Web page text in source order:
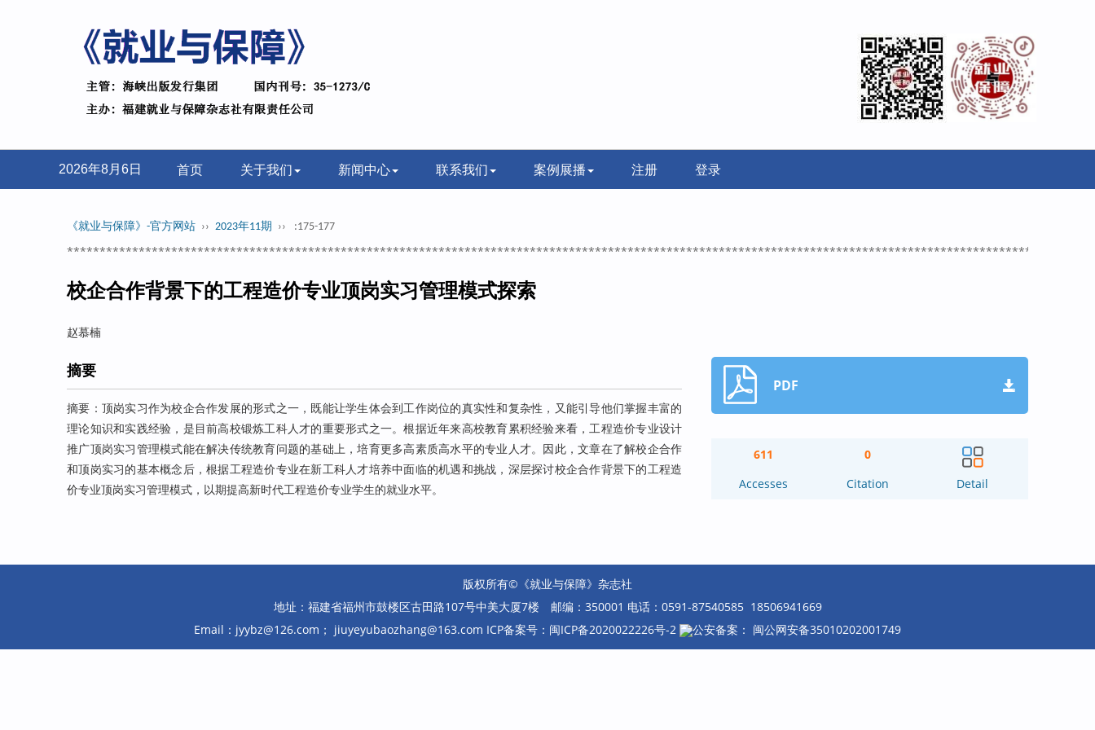
2026年8月6日 首页 关于我们 新闻中心 联系我们 案例展播 注册 登录
《就业与保障》-官方网站 ›› 2023年11期 ›› :175-177
校企合作背景下的工程造价专业顶岗实习管理模式探索
赵慕楠
摘要
摘要：顶岗实习作为校企合作发展的形式之一，既能让学生体会到工作岗位的真实性和复杂性，又能引导他们掌握丰富的
理论知识和实践经验，是目前高校锻炼工科人才的重要形式之一。根据近年来高校教育累积经验来看，工程造价专业设计
推广顶岗实习管理模式能在解决传统教育问题的基础上，培育更多高素质高水平的专业人才。因此，文章在了解校企合作
和顶岗实习的基本概念后，根据工程造价专业在新工科人才培养中面临的机遇和挑战，深层探讨校企合作背景下的工程造
价专业顶岗实习管理模式，以期提高新时代工程造价专业学生的就业水平。
PDF
611
Accesses
0
Citation
Detail
版权所有©《就业与保障》杂志社
地址：福建省福州市鼓楼区古田路107号中美大厦7楼 邮编：350001 电话：0591-87540585 18506941669
Email：jyybz@126.com； jiuyeyubaozhang@163.com ICP备案号： 闽ICP备2020022226号-2 公安备案： 闽公网安备35010202001749